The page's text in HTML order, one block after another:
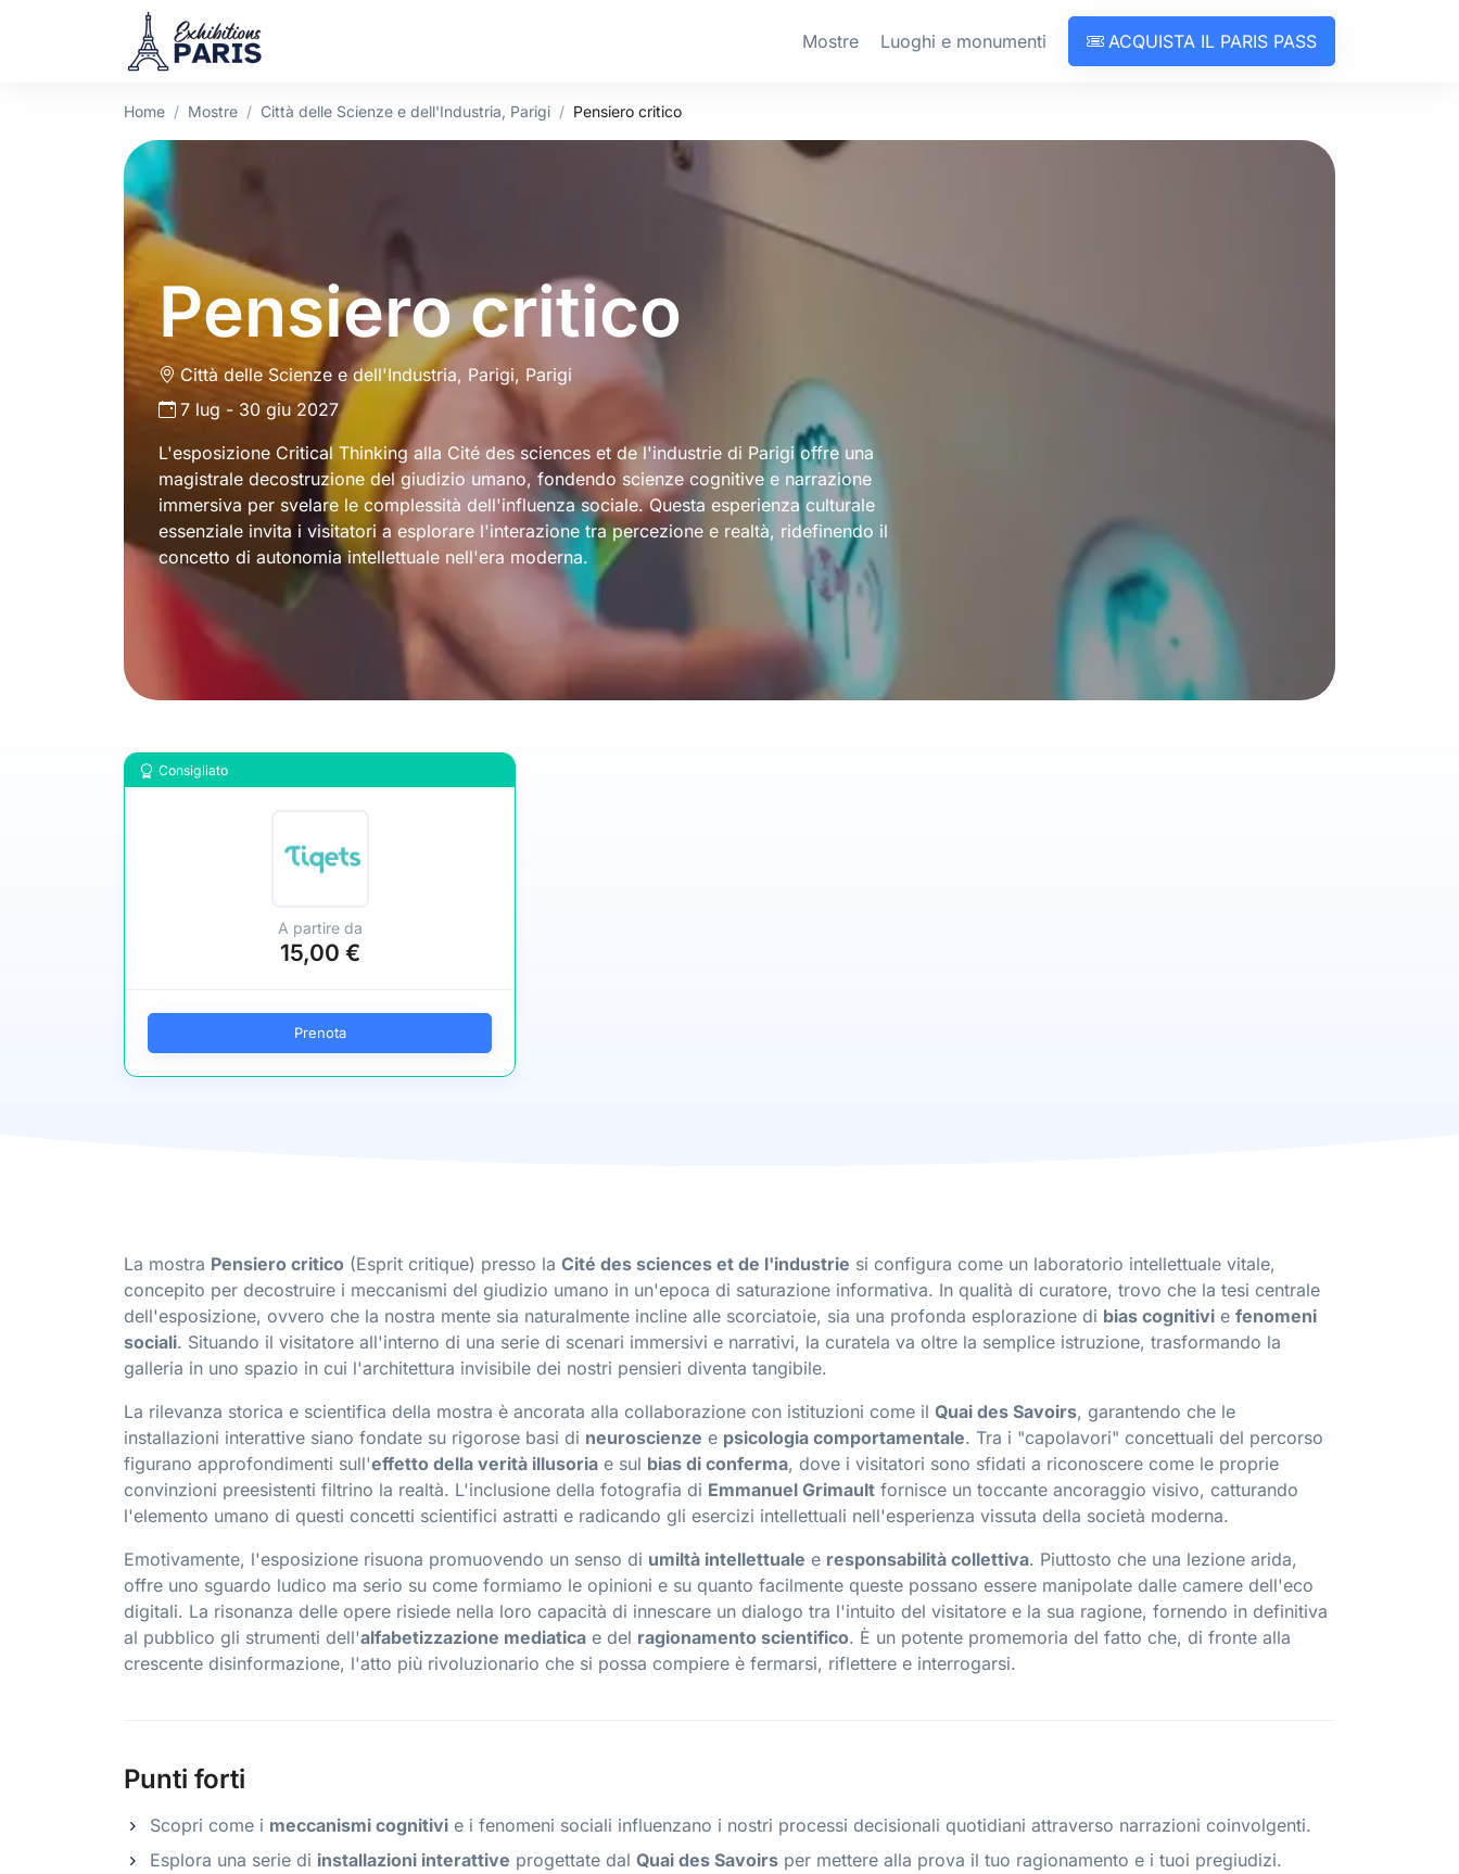
Mostre Luoghi e monumenti ACQUISTA IL PARIS PASS
Home Mostre Città delle Scienze e dell'Industria, Parigi Pensiero critico
Pensiero critico
Città delle Scienze e dell'Industria, Parigi, Parigi
7 lug - 30 giu 2027
L'esposizione Critical Thinking alla Cité des sciences et de l'industrie di Parigi offre una
magistrale decostruzione del giudizio umano, fondendo scienze cognitive e narrazione
immersiva per svelare le complessità dell'influenza sociale. Questa esperienza culturale
essenziale invita i visitatori a esplorare l'interazione tra percezione e realtà, ridefinendo il
concetto di autonomia intellettuale nell'era moderna.
Consigliato
A partire da
15,00 €
Prenota
La mostra Pensiero critico (Esprit critique) presso la Cité des sciences et de l'industrie si configura come un laboratorio intellettuale vitale,
concepito per decostruire i meccanismi del giudizio umano in un'epoca di saturazione informativa. In qualità di curatore, trovo che la tesi centrale
dell'esposizione, ovvero che la nostra mente sia naturalmente incline alle scorciatoie, sia una profonda esplorazione di bias cognitivi e fenomeni
sociali. Situando il visitatore all'interno di una serie di scenari immersivi e narrativi, la curatela va oltre la semplice istruzione, trasformando la
galleria in uno spazio in cui l'architettura invisibile dei nostri pensieri diventa tangibile.
La rilevanza storica e scientifica della mostra è ancorata alla collaborazione con istituzioni come il Quai des Savoirs, garantendo che le
installazioni interattive siano fondate su rigorose basi di neuroscienze e psicologia comportamentale. Tra i "capolavori" concettuali del percorso
figurano approfondimenti sull'effetto della verità illusoria e sul bias di conferma, dove i visitatori sono sfidati a riconoscere come le proprie
convinzioni preesistenti filtrino la realtà. L'inclusione della fotografia di Emmanuel Grimault fornisce un toccante ancoraggio visivo, catturando
l'elemento umano di questi concetti scientifici astratti e radicando gli esercizi intellettuali nell'esperienza vissuta della società moderna.
Emotivamente, l'esposizione risuona promuovendo un senso di umiltà intellettuale e responsabilità collettiva. Piuttosto che una lezione arida,
offre uno sguardo ludico ma serio su come formiamo le opinioni e su quanto facilmente queste possano essere manipolate dalle camere dell'eco
digitali. La risonanza delle opere risiede nella loro capacità di innescare un dialogo tra l'intuito del visitatore e la sua ragione, fornendo in definitiva
al pubblico gli strumenti dell'alfabetizzazione mediatica e del ragionamento scientifico. È un potente promemoria del fatto che, di fronte alla
crescente disinformazione, l'atto più rivoluzionario che si possa compiere è fermarsi, riflettere e interrogarsi.
Punti forti
Scopri come i meccanismi cognitivi e i fenomeni sociali influenzano i nostri processi decisionali quotidiani attraverso narrazioni coinvolgenti.
Esplora una serie di installazioni interattive progettate dal Quai des Savoirs per mettere alla prova il tuo ragionamento e i tuoi pregiudizi.